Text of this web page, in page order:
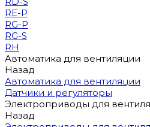
RE-P
RG-P
RG-S
RH
Автоматика для вентиляции
Назад
Автоматика для вентиляции
Датчики и регуляторы
Электроприводы для
Назад